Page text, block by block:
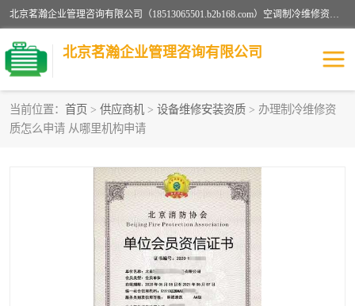
北京茗瀚企业管理咨询有限公司（18513065501.b2b168.com）空调制冷维修资质,油烟管道清洗资质,清洗行业资质公司秉承“顾客至上，锐意进缺的经营理念，我们提供高质量的产品，坚持“客户”的原则为广大客户提供贴心服务。如果你对公司的产品感兴趣，可以联系高经理，我们会用好的产品和服务让您满意。
北京茗瀚企业管理咨询有限公司
当前位置： 首页 > 供应商机 > 设备维修安装资质 > 办理制冷维修资
质怎么申请 从哪里机构申请
烟道清洗资质
认证服务
防爆电气维修安装资质 空调制冷维修安装资质
矿用设备检修资质